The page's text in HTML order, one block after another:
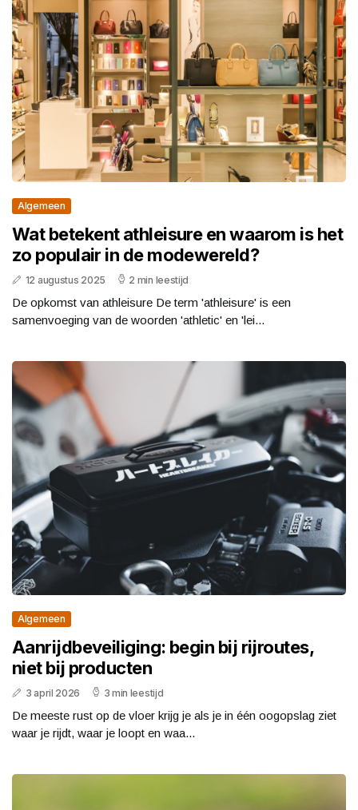
Algemeen
Wat betekent athleisure en waarom is het
zo populair in de modewereld?
12 augustus 2025 2 min leestijd
De opkomst van athleisure De term 'athleisure' is een
samenvoeging van de woorden 'athletic' en 'lei...
Algemeen
Aanrijdbeveiliging: begin bij rijroutes,
niet bij producten
3 april 2026 3 min leestijd
De meeste rust op de vloer krijg je als je in één oogopslag ziet
waar je rijdt, waar je loopt en waa...